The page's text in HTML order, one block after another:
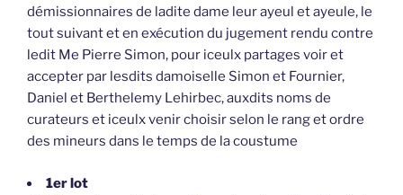
démissionnaires de ladite dame leur ayeul et ayeule, le
tout suivant et en exécution du jugement rendu contre
ledit Me Pierre Simon, pour iceulx partages voir et
accepter par lesdits damoiselle Simon et Fournier,
Daniel et Berthelemy Lehirbec, auxdits noms de
curateurs et iceulx venir choisir selon le rang et ordre
des mineurs dans le temps de la coustume
1er lot